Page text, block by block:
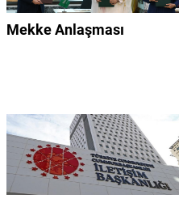
Mekke Anlaşması